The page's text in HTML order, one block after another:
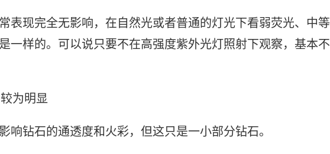
表现完全无影响，在自然光或者普通的灯光下看弱荧光、中等
一样的。可以说只要不在高强度紫外光灯照射下观察，基本不
为明显
响钻石的通透度和火彩，但这只是一小部分钻石。